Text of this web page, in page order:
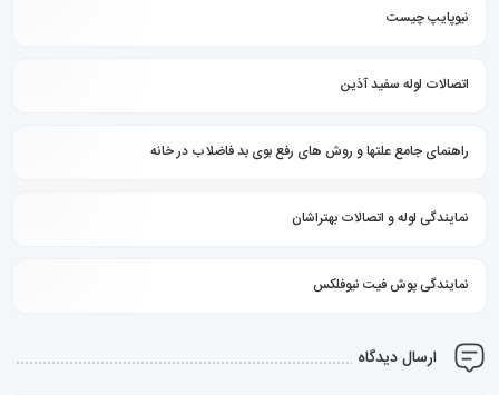
نیوپایپ چیست
اتصالات لوله سفید آذین
راهنمای جامع علتها و روش های رفع بوی بد فاضلاب در خانه
نمایندگی لوله و اتصالات بهتراشان
نمایندگی پوش فیت نیوفلکس
ارسال دیدگاه